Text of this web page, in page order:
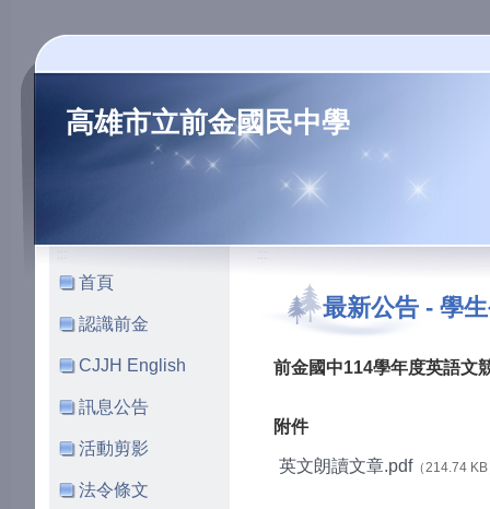
高雄市立前金國民中學
:::
首頁
認識前金
CJJH English
訊息公告
活動剪影
法令條文
:::
最新公告 - 學
前金國中114學年度英語文
附件
英文朗讀文章.pdf（214.74 KB